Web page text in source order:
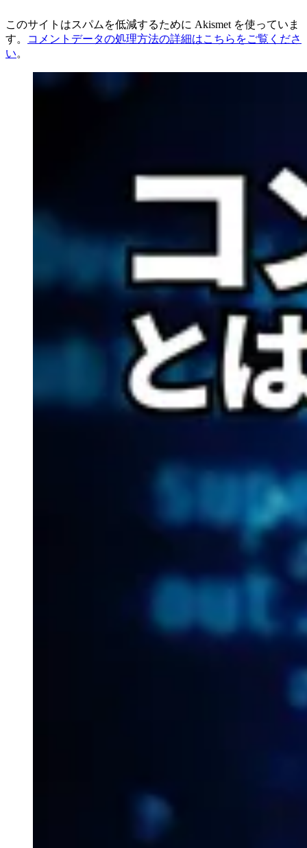
このサイトはスパムを低減するために Akismet を使っていま
す。
コメントデータの処理方法の詳細はこちらをご覧くださ
い。